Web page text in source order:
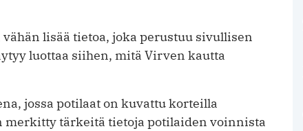
lisää tietoa, joka perustuu sivullisen
luottaa siihen, mitä Virven kautta
jossa potilaat on kuvattu korteilla
tärkeitä tietoja potilaiden voinnista